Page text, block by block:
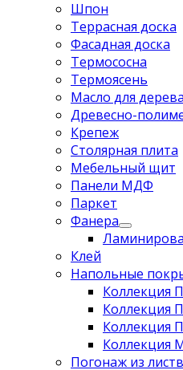
Шпон
Террасная доска
Фасадная доска
Термососна
Термоясень
Масло для дерева
Древесно-
Крепеж
Столярная плита
Мебельный щит
Панели МДФ
Паркет
Фанера
Клей
Напольные
Коллекция
Коллекция
Коллекция
Коллекция
Погонаж из